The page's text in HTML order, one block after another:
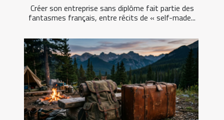
Créer son entreprise sans diplôme fait partie des
fantasmes français, entre récits de « self-made...